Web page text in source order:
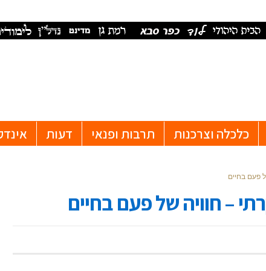
כלכלה וצרכנות תרבות ופנאי דעות
פעם בחיים
– חוויה של פעם בחיים